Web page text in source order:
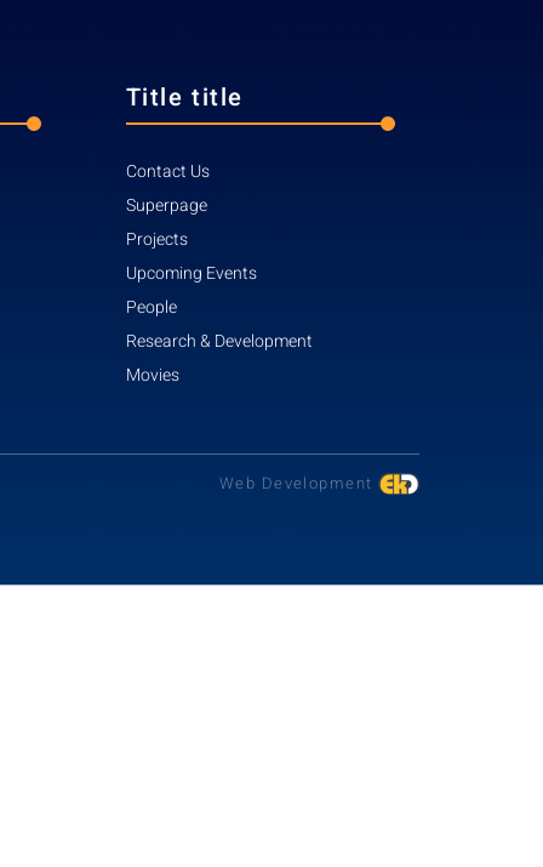
Title title
Contact Us
Superpage
Projects
Upcoming Events
People
Research & Development
Movies
Web Development